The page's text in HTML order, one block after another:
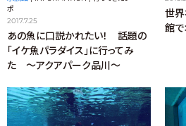
ポ
2017.7.25
あの魚に口説かれたい！ 話題の
「イケ魚パラダイス」に行ってみ
た 〜アクアパーク品川〜
世
館で